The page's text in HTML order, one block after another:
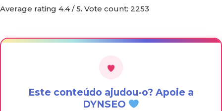
Average rating 4.4/ 5. Vote count: 2253
Este conteúdo ajudou-o? Apoie a
DYNSEO